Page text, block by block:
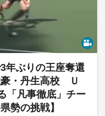
年ぶりの王座奪還
・丹生高校 Ｕ
「凡事徹底」チー
勢の挑戦】